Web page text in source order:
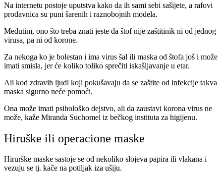
Na internetu postoje uputstva kako da ih sami sebi sašijete, a rafovi
prodavnica su puni šarenih i raznobojnih modela.
Međutim, ono što treba znati jeste da štof nije zaštitinik ni od jednog
virusa, pa ni od korone.
Za nekoga ko je bolestan i ima virus šal ili maska od štofa još i može
imati smisla, jer će koliko toliko sprečiti iskašljavanje u etar.
Ali kod zdravih ljudi koji pokušavaju da se zaštite od infekcije takva
maska sigurno neće pomoći.
Ona može imati psihološko dejstvo, ali da zaustavi korona virus ne
može, kaže Miranda Suchomel iz bečkog instituta za higijenu.
Hiruške ili operacione maske
Hirurške maske sastoje se od nekoliko slojeva papira ili vlakana i
vezuju se tj. kače na potiljak iza ušiju.